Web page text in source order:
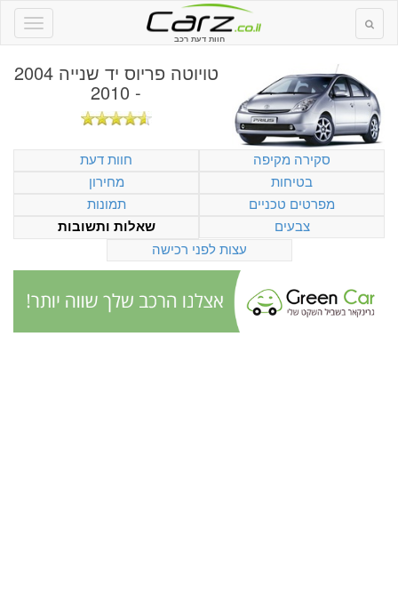
חוות דעת רכב
טויוטה פריוס יד שנייה 2004
- 2010
סקירה מקיפה
חוות דעת
בטיחות
מחירון
מפרטים טכניים
תמונות
צבעים
שאלות ותשובות
עצות לפני רכישה